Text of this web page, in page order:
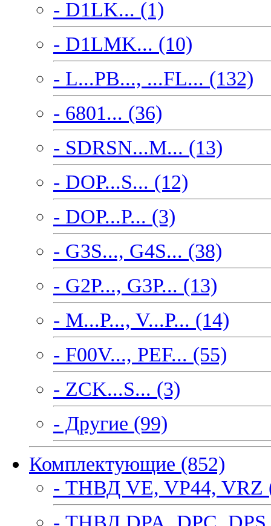
- D1LK... (1)
- D1LMK... (10)
- L...PB..., ...FL... (132)
- 6801... (36)
- SDRSN...M... (13)
- DOP...S... (12)
- DOP...P... (3)
- G3S..., G4S... (38)
- G2P..., G3P... (13)
- M...P..., V...P... (14)
- F00V..., PEF... (55)
- ZCK...S... (3)
- Другие (99)
Комплектующие (852)
- ТНВД VE, VP44, VRZ